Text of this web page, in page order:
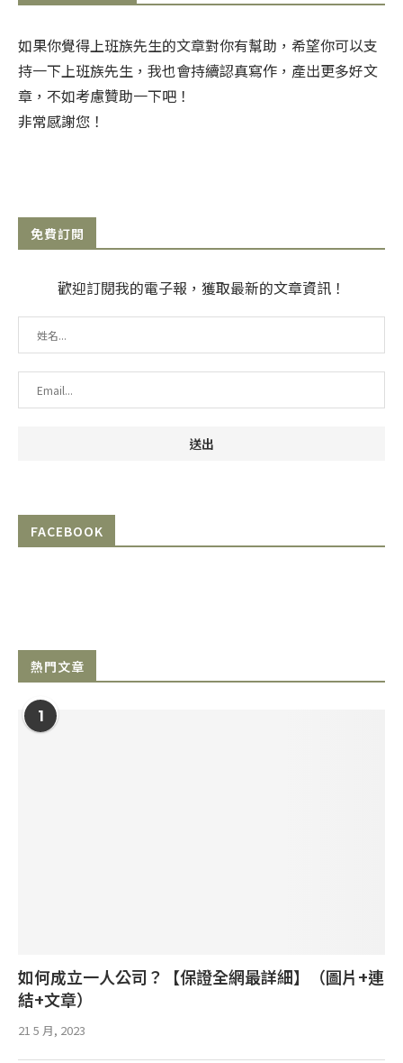
如果你覺得上班族先生的文章對你有幫助，希望你可以支
持一下上班族先生，我也會持續認真寫作，產出更多好文
章，不如考慮贊助一下吧！
非常感謝您！
免費訂閱
歡迎訂閱我的電子報，獲取最新的文章資訊！
FACEBOOK
熱門文章
1
如何成立一人公司？【保證全網最詳細】（圖片+連
結+文章）
21 5 月, 2023